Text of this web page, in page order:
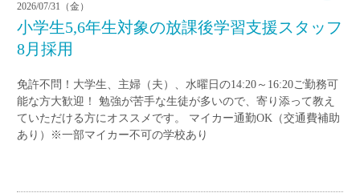
2026/07/31（金）
小学生5,6年生対象の放課後学習支援スタッフ
8月採用
免許不問！大学生、主婦（夫）、水曜日の14:20～16:20ご勤務可
能な方大歓迎！ 勉強が苦手な生徒が多いので、寄り添って教え
ていただける方にオススメです。 マイカー通勤OK（交通費補助
あり）※一部マイカー不可の学校あり